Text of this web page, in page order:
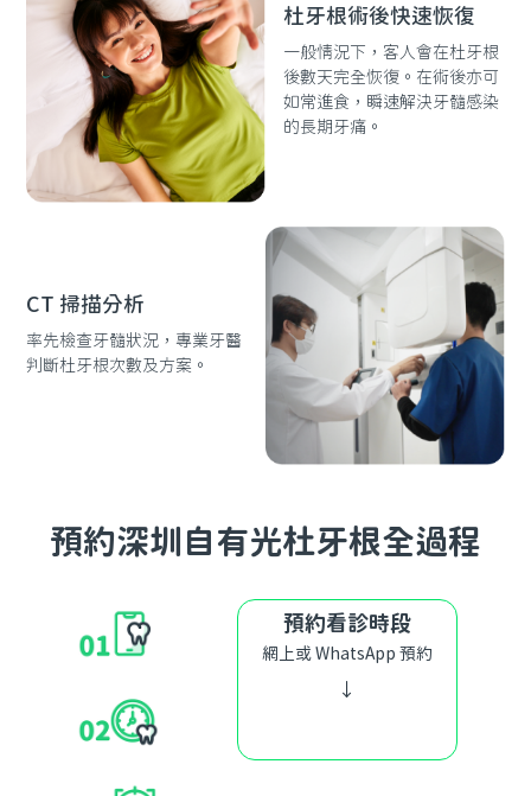
杜牙根術後快速恢復
一般情況下，客人會在杜牙根
後數天完全恢復。在術後亦可
如常進食，瞬速解決牙髓感染
的長期牙痛。
CT 掃描分析
率先檢查牙髓狀況，專業牙醫
判斷杜牙根次數及方案。
預約深圳自有光杜牙根全過程
預約看診時段
網上或 WhatsApp 預約
↓